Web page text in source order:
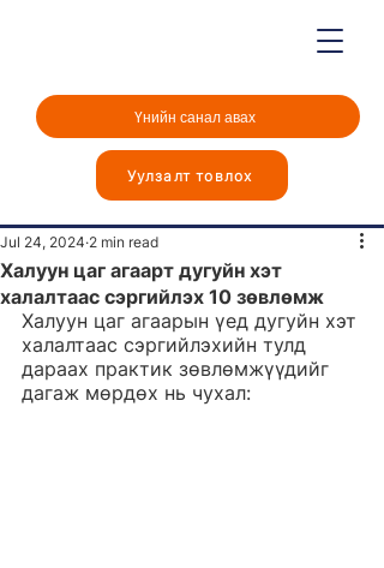
Үнийн санал авах
Уулзалт товлох
Халуун цаг агаарт дугуйн хэт
халалтаас сэргийлэх 10 зөвлөмж
Jul 24, 2024 2 min read
Халуун цаг агаарын үед дугуйн хэт
халалтаас сэргийлэхийн тулд
дараах практик зөвлөмжүүдийг
дагаж мөрдөх нь чухал: